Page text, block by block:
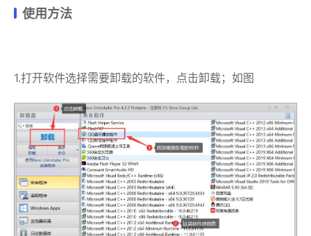
使用方法
1.打开软件选择需要卸载的软件，点击卸载；如图